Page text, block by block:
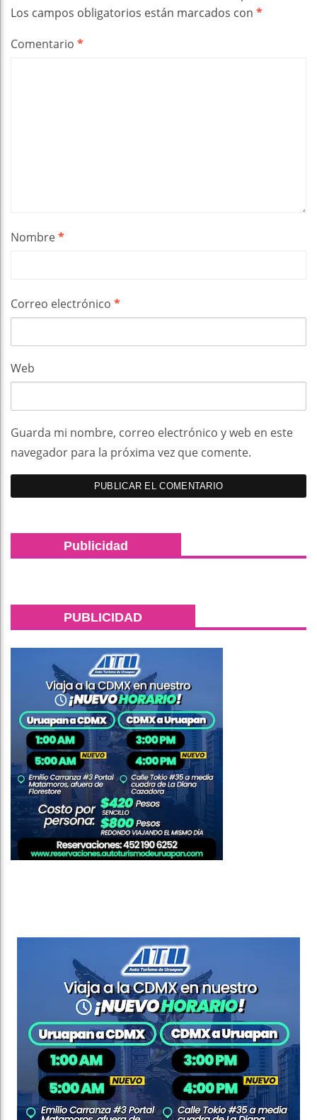
Los campos obligatorios están marcados con *
Comentario *
Nombre*
Correo electrónico *
Web
Guarda mi nombre, correo electrónico y web en este
navegador para la próxima vez que comente.
Publicidad
PUBLICIDAD